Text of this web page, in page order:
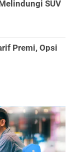
SUV
Premi, Opsi